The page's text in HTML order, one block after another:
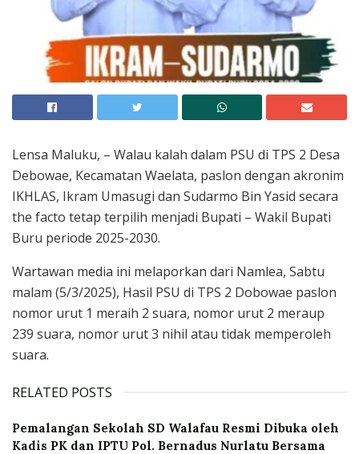
Lensa Maluku, – Walau kalah dalam PSU di TPS 2 Desa
Debowae, Kecamatan Waelata, paslon dengan akronim
IKHLAS, Ikram Umasugi dan Sudarmo Bin Yasid secara
the facto tetap terpilih menjadi Bupati – Wakil Bupati
Buru periode 2025-2030.
Wartawan media ini melaporkan dari Namlea, Sabtu
malam (5/3/2025), Hasil PSU di TPS 2 Dobowae paslon
nomor urut 1 meraih 2 suara, nomor urut 2 meraup
239 suara, nomor urut 3 nihil atau tidak memperoleh
suara.
RELATED POSTS
Pemalangan Sekolah SD Walafau Resmi Dibuka oleh
Kadis PK dan IPTU Pol. Bernadus Nurlatu Bersama